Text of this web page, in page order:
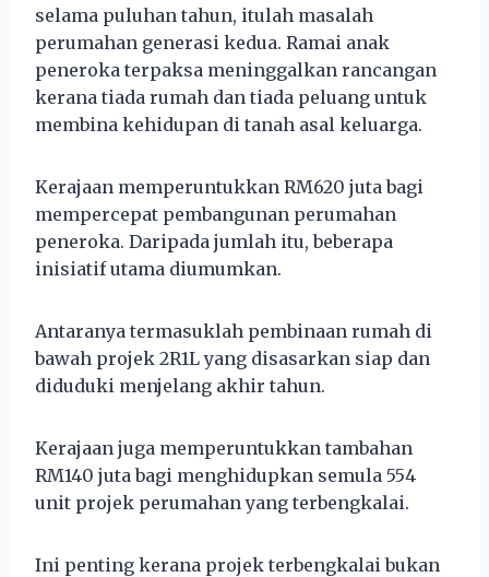
selama puluhan tahun, itulah masalah
perumahan generasi kedua. Ramai anak
peneroka terpaksa meninggalkan rancangan
kerana tiada rumah dan tiada peluang untuk
membina kehidupan di tanah asal keluarga.
Kerajaan memperuntukkan RM620 juta bagi
mempercepat pembangunan perumahan
peneroka. Daripada jumlah itu, beberapa
inisiatif utama diumumkan.
Antaranya termasuklah pembinaan rumah di
bawah projek 2R1L yang disasarkan siap dan
diduduki menjelang akhir tahun.
Kerajaan juga memperuntukkan tambahan
RM140 juta bagi menghidupkan semula 554
unit projek perumahan yang terbengkalai.
Ini penting kerana projek terbengkalai bukan